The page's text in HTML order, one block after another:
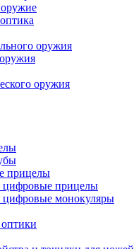
оружия
оружия
прицелы
цифровые прицелы
цифровые монокуляры